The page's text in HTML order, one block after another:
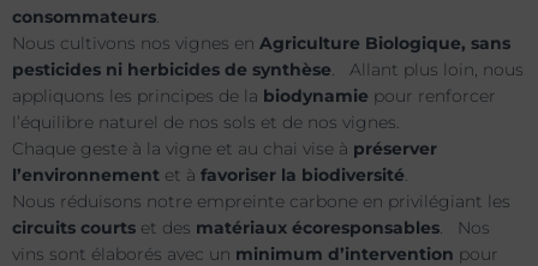
consommateurs
Nous cultivons nos vignes en Agriculture Biologique, sans
pesticides ni herbicides de synthèse . Allant plus loin, nous
appliquons les principes de la biodynamie pour renforcer
l’équilibre naturel de nos sols et de nos vignes.
Chaque geste à la vigne et au chai vise à préserver
l’environnement et à favoriser la biodiversité
Nous réduisons notre empreinte carbone en privilégiant les
circuits courts et des matériaux écoresponsables . Nos
vins sont élaborés avec un minimum d’intervention pour